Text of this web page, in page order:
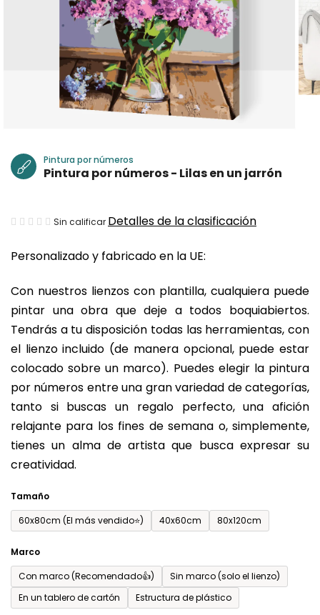
Personalizado y fabricado en la UE:
Con nuestros lienzos con plantilla, cualquiera puede
pintar una obra que deje a todos boquiabiertos.
Tendrás a tu disposición todas las herramientas, con
el lienzo incluido (de manera opcional, puede estar
colocado sobre un marco). Puedes elegir la pintura
por números entre una gran variedad de categorías,
tanto si buscas un regalo perfecto, una afición
relajante para los fines de semana o, simplemente,
tienes un alma de artista que busca expresar su
creatividad.
Tamaño
60x80cm (El más vendido⭐)
40x60cm 80x120cm
Marco
Con marco (Recomendado👍)
Sin marco (solo el lienzo)
En un tablero de cartón
Estructura de plástico
Pintura por números
Pintura por números - Lilas en un jarrón
La
media
producto
es
de
0,0
sobre
5
estrellas.
Sin calificar Detalles de la clasificación